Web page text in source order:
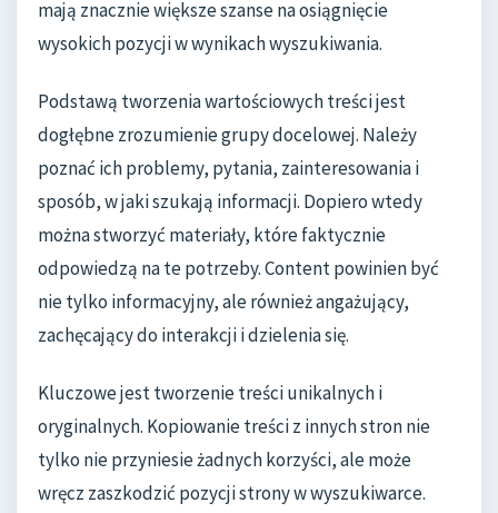
mają znacznie większe szanse na osiągnięcie
wysokich pozycji w wynikach wyszukiwania.
Podstawą tworzenia wartościowych treści jest
dogłębne zrozumienie grupy docelowej. Należy
poznać ich problemy, pytania, zainteresowania i
sposób, w jaki szukają informacji. Dopiero wtedy
można stworzyć materiały, które faktycznie
odpowiedzą na te potrzeby. Content powinien być
nie tylko informacyjny, ale również angażujący,
zachęcający do interakcji i dzielenia się.
Kluczowe jest tworzenie treści unikalnych i
oryginalnych. Kopiowanie treści z innych stron nie
tylko nie przyniesie żadnych korzyści, ale może
wręcz zaszkodzić pozycji strony w wyszukiwarce.